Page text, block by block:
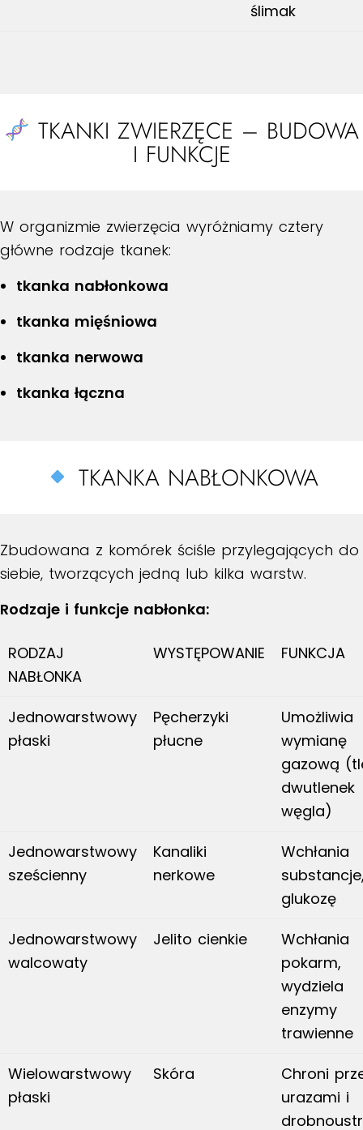
ślimak
TKANKI ZWIERZĘCE – BUDOWA
I FUNKCJE
W organizmie zwierzęcia wyróżniamy cztery
główne rodzaje tkanek:
tkanka nabłonkowa
tkanka mięśniowa
tkanka nerwowa
tkanka łączna
TKANKA NABŁONKOWA
Zbudowana z komórek ściśle przylegających do
siebie, tworzących jedną lub kilka warstw.
Rodzaje i funkcje nabłonka:
RODZAJ
NABŁONKA
WYSTĘPOWANIE FUNKCJA
Jednowarstwowy
płaski
Pęcherzyki
płucne
Umożliwia
wymianę
gazową
dwutlenek
węgla)
Jednowarstwowy
sześcienny
Kanaliki
nerkowe
Wchłania
glukozę
Jednowarstwowy
walcowaty
Jelito cienkie
Wchłania
pokarm,
wydziela
enzymy
trawienne
Wielowarstwowy
płaski
Skóra
Chroni
urazami i